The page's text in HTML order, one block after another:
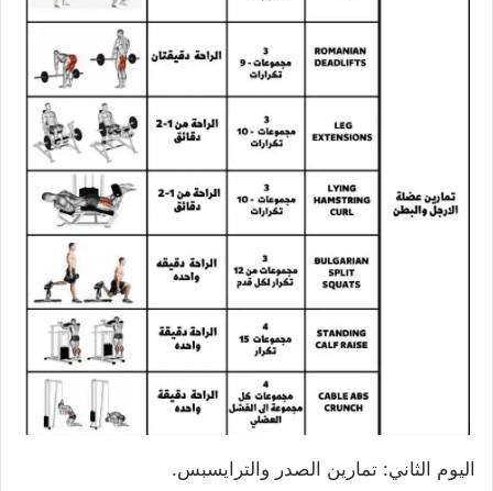
اليوم الثاني: تمارين الصدر والترايسبس.